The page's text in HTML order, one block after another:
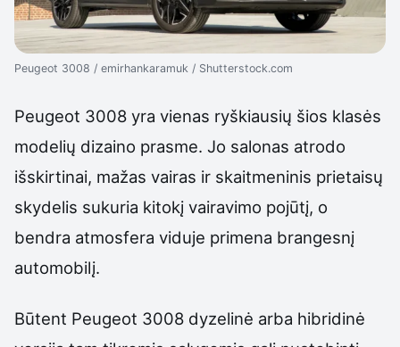
Peugeot 3008 / emirhankaramuk / Shutterstock.com
Peugeot 3008 yra vienas ryškiausių šios klasės
modelių dizaino prasme. Jo salonas atrodo
išskirtinai, mažas vairas ir skaitmeninis prietaisų
skydelis sukuria kitokį vairavimo pojūtį, o
bendra atmosfera viduje primena brangesnį
automobilį.
Būtent Peugeot 3008 dyzelinė arba hibridinė